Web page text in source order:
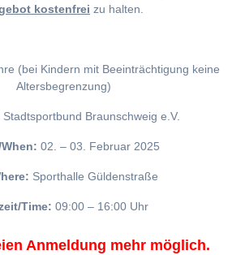
kostenfrei zu halten.
(bei Kindern mit Beeinträchtigung keine
Altersbegrenzung)
Stadtsportbund Braunschweig e.V.
02. – 03. Februar 2025
Sporthalle Güldenstraße
Time: 09:00 – 16:00 Uhr
Anmeldung mehr möglich.